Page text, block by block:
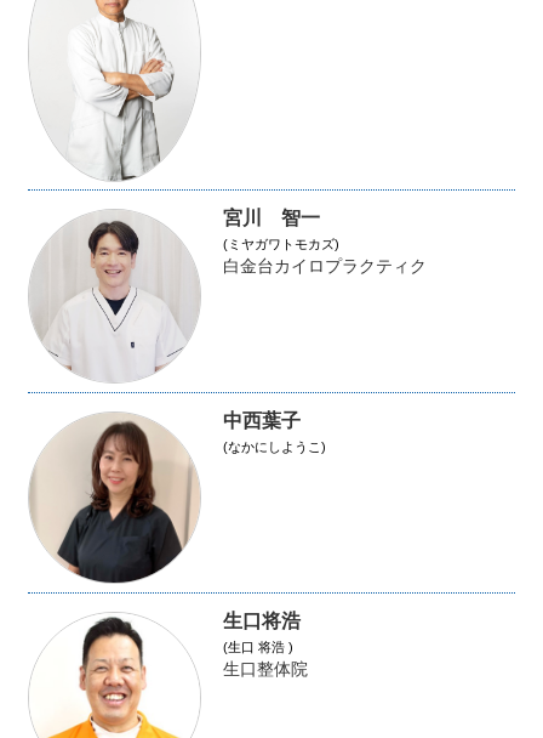
宮川 智一
(ミヤガワトモカズ)
白金台カイロプラクティク
中西葉子
(なかにしようこ)
生口将浩
(生口 将浩 )
生口整体院